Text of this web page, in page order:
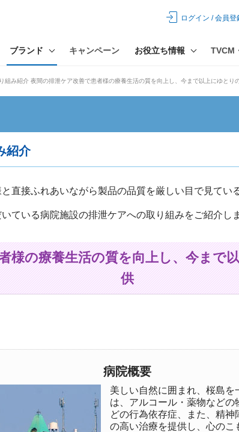
ブランド キャンペーン お役立ち情報 TVCM
ログイン / 会員登
組み紹介 夜間の排泄ケア改善で患者様の療養生活の質を向上し、今まで以上にゆとり
紹介
直接ふれあいながら製品の品質を厳しい目で見てい
ている病院施設の排泄ケアへの取り組みをご紹介し
様の療養生活の質を向上し、今まで
供
病院概要
美しい自然に囲まれ、桜島
は、アルコール・薬物など
どの行為依存症、また、精
の高い治療を提供し、心のこ